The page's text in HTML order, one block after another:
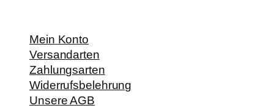
Mein Konto
Versandarten
Zahlungsarten
Widerrufsbelehrung
Unsere AGB